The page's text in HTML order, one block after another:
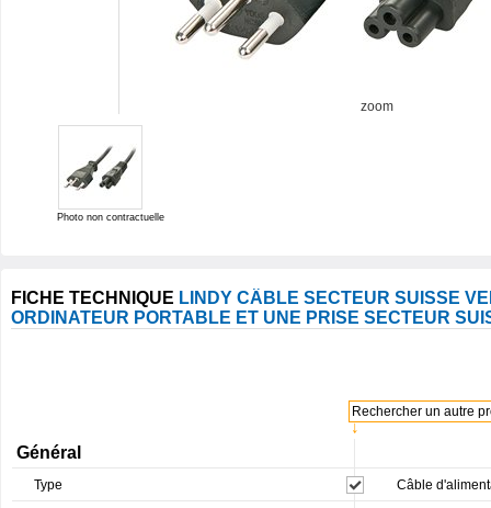
zoom
Photo non contractuelle
FICHE TECHNIQUE LINDY CÂBLE SECTEUR SUISSE
ORDINATEUR PORTABLE ET UNE PRISE SECTEUR
↓
Rechercher un autre
Général
Type Câble